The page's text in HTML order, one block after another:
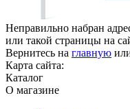
Неправильно набран
или такой страницы на
Вернитесь на главную
Карта сайта:
Каталог
О магазине